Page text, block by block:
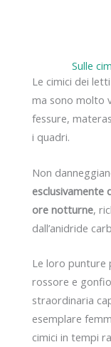
Sulle
Le cimici dei
ma sono molto
fessure,
i quadri.
Non
esclusivamente
ore notturne,
dall’anidride
Le loro punture
rossore e
straordinaria
esemplare
cimici in tempi